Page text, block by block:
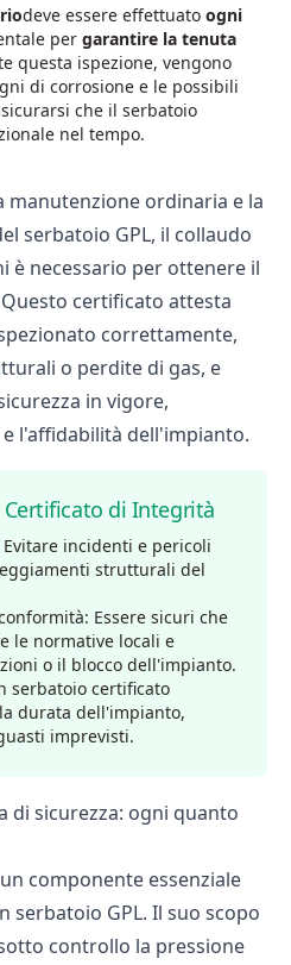
deve essere effettuato ogni
per garantire la tenuta
questa ispezione, vengono
di corrosione e le possibili
che il serbatoio
nel tempo.
manutenzione ordinaria e la
serbatoio GPL, il collaudo
è necessario per ottenere il
certificato attesta
correttamente,
o perdite di gas, e
in vigore,
l'affidabilità dell'impianto.
di Integrità
incidenti e pericoli
strutturali del
Essere sicuri che
le normative locali e
o il blocco dell'impianto.
serbatoio certificato
durata dell'impianto,
imprevisti.
di sicurezza: ogni quanto
componente essenziale
serbatoio GPL. Il suo scopo
controllo la pressione